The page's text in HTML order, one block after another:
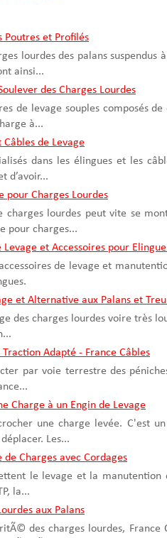
Poutres et Profilés
lourdes des palans suspendus
ainsi...
des Charges Lourdes
de levage souples composés
à...
de Levage
dans les élingues et les
d’avoir...
pour Charges Lourdes
charges lourdes peut vite se
pour charges...
et Accessoires pour
de levage et
et Alternative aux Palans et
des charges lourdes voire très
Adapté - France Câbles
par voie terrestre des
Charge à un Engin de Levage
une charge levée. C'est
Les...
Charges avec Cordages
le levage et la manutention
la...
aux Palans
des charges lourdes, France